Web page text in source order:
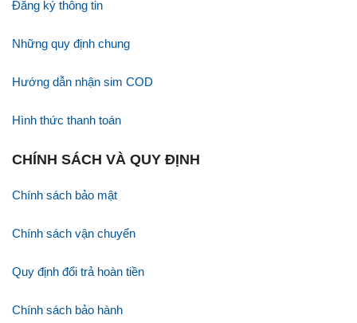
Đăng ký thông tin
Những quy định chung
Hướng dẫn nhận sim COD
Hình thức thanh toán
CHÍNH SÁCH VÀ QUY ĐỊNH
Chính sách bảo mật
Chính sách vận chuyển
Quy định đổi trả hoàn tiền
Chính sách bảo hành